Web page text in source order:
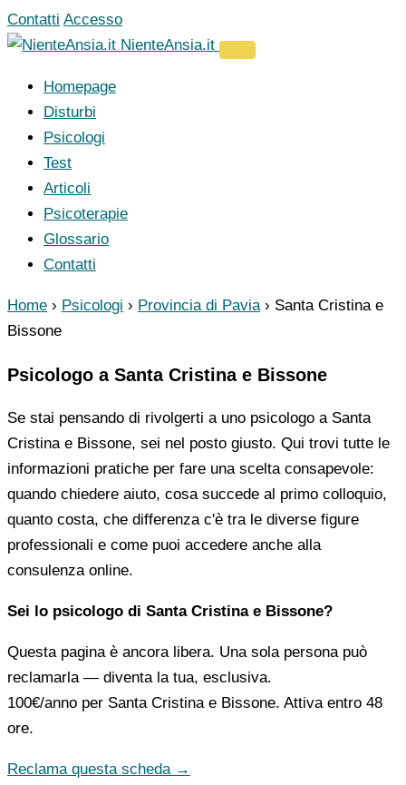
Vai
al
Contatti Accesso
NienteAnsia.it
Homepage
Disturbi
Psicologi
Test
Articoli
Psicoterapie
Glossario
Contatti
Home › Psicologi › Provincia di Pavia › Santa Cristina e
Bissone
Psicologo a Santa Cristina e Bissone
Se stai pensando di rivolgerti a uno psicologo a Santa
Cristina e Bissone, sei nel posto giusto. Qui trovi tutte le
informazioni pratiche per fare una scelta consapevole:
quando chiedere aiuto, cosa succede al primo colloquio,
quanto costa, che differenza c'è tra le diverse figure
professionali e come puoi accedere anche alla
consulenza online.
Sei lo psicologo di Santa Cristina e Bissone?
Questa pagina è ancora libera. Una sola persona può
reclamarla — diventa la tua, esclusiva.
100€/anno per Santa Cristina e Bissone. Attiva entro 48
ore.
Reclama questa scheda →